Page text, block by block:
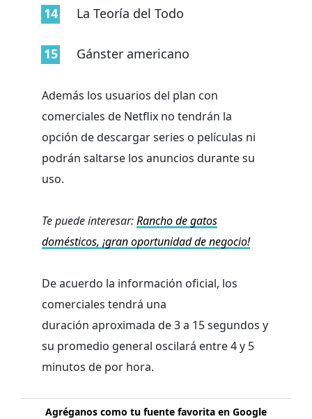
La Teoría del Todo
Gánster americano
Además los usuarios del plan con
comerciales de Netflix no tendrán la
opción de descargar series o películas ni
podrán saltarse los anuncios durante su
uso.
Te puede interesar:Rancho de gatos
domésticos, ¡gran oportunidad de negocio!
De acuerdo la información oficial, los
comerciales tendrá una
duración aproximada de 3 a 15 segundos y
su promedio general oscilará entre 4 y 5
minutos de por hora.
Agréganos como tu fuente favorita en Google